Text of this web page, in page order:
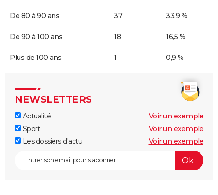
De 80 à 90 ans 37 33,9 %
De 90 à 100 ans 18 16,5 %
Plus de 100 ans 1 0,9 %
NEWSLETTERS
Actualité
Voir un exemple
Sport
Voir un exemple
Les dossiers d'actu
Voir un exemple